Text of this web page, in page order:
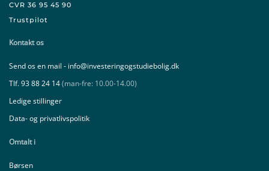
CVR 36 95 45 90
Trustpilot
Kontakt os
Send os en mail - info@investeringogstudiebolig.dk
Tlf. 93 88 24 14(man-fre: 10.00-14.00)
Ledige stillinger
Data- og privatlivspolitik
Omtalt i
Børsen